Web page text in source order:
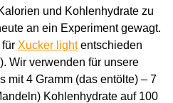
und Kohlenhydrate zu
an ein Experiment gewagt.
Xucker lightentschieden
). Wir verwenden für unsere
mit 4 Gramm (das entölte) – 7
Kohlenhydrate auf 100